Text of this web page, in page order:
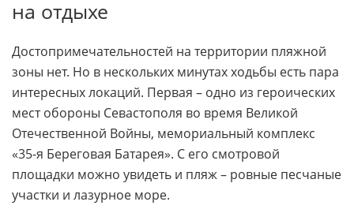
на отдыхе
Достопримечательностей на территории пляжной
зоны нет. Но в нескольких минутах ходьбы есть пара
интересных локаций. Первая – одно из героических
мест обороны Севастополя во время Великой
Отечественной Войны, мемориальный комплекс
«35-я Береговая Батарея». С его смотровой
площадки можно увидеть и пляж – ровные песчаные
участки и лазурное море.